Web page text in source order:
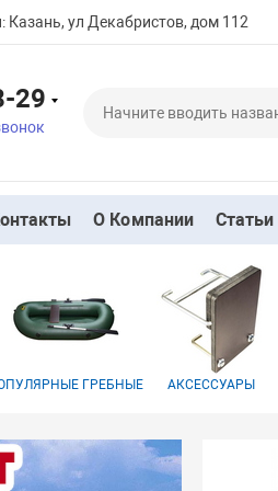
Казань, ул Декабристов, дом 112
29
О Компании Статьи
ГРЕБНЫЕ АКСЕССУАРЫ